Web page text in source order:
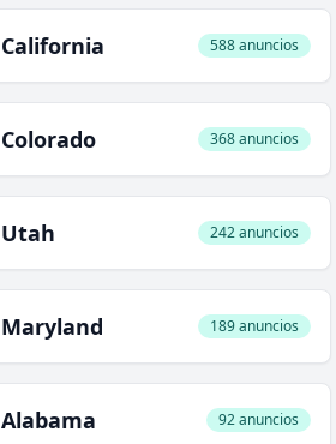
California 588 anuncios
Colorado 368 anuncios
Utah 242 anuncios
Maryland 189 anuncios
Alabama 92 anuncios